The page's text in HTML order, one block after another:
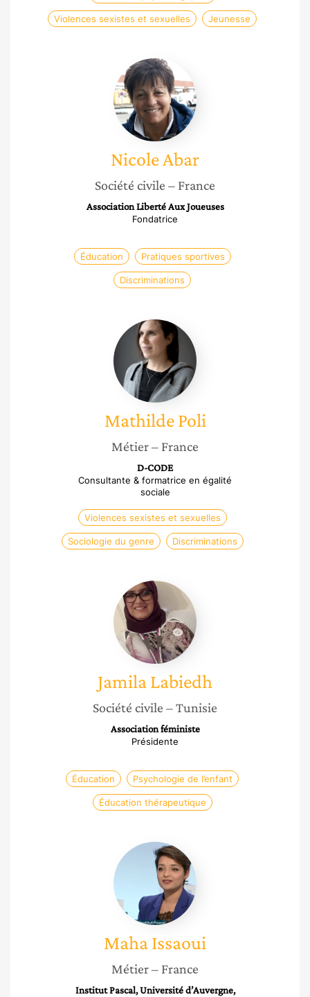
Violences sexistes et sexuelles Jeunesse
Nicole
Abar
NicoleAbar
Société civile – France
Association Liberté Aux Joueuses
Fondatrice
Éducation Pratiques sportives
Discriminations
Mathilde
Poli
Mathilde Poli
Métier– France
D-CODE
Consultante & formatrice en égalité
sociale
Violences sexistes et sexuelles
Sociologie du genre Discriminations
Jamila
Labiedh
JamilaLabiedh
Société civile – Tunisie
Association féministe
Présidente
Éducation Psychologie de l’enfant
Éducation thérapeutique
Maha
Issaoui
MahaIssaoui
Métier– France
Institut Pascal, Université d’Auvergne,